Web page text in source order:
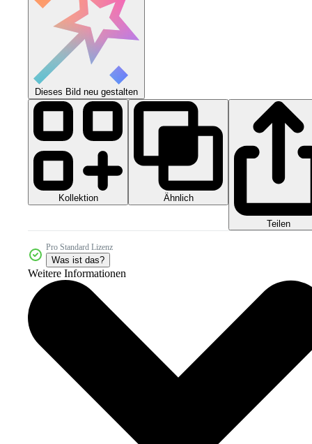
Dieses Bild neu gestalten
Kollektion Ähnlich
Teilen
Pro Standard Lizenz
Was ist das?
Weitere Informationen